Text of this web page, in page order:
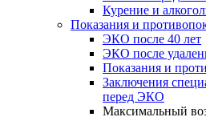
Курение и
Показания и
ЭКО после 40 лет
ЭКО после
Показания и
Заключения
перед ЭКО
Максимальный